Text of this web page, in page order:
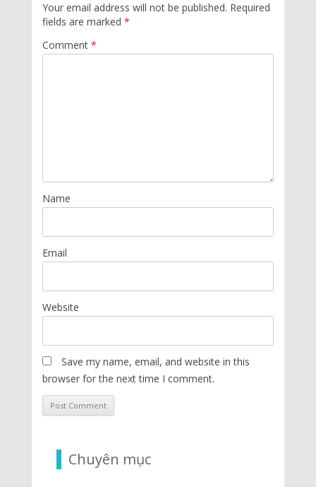
Your email address will not be published. Required
fields are marked *
Comment *
Name
Email
Website
Save my name, email, and website in this
browser for the next time I comment.
Chuyên mục